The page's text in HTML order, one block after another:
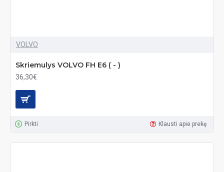
VOLVO
Skriemulys VOLVO FH E6 ( - )
36,30€
Pirkti Klausti apie prekę